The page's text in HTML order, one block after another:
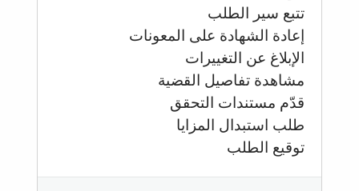
تتبع سير الطلب
إعادة الشهادة على المعونات
الإبلاغ عن التغييرات
مشاهدة تفاصيل القضية
قدّم مستندات التحقق
طلب استبدال المزايا
توقيع الطلب